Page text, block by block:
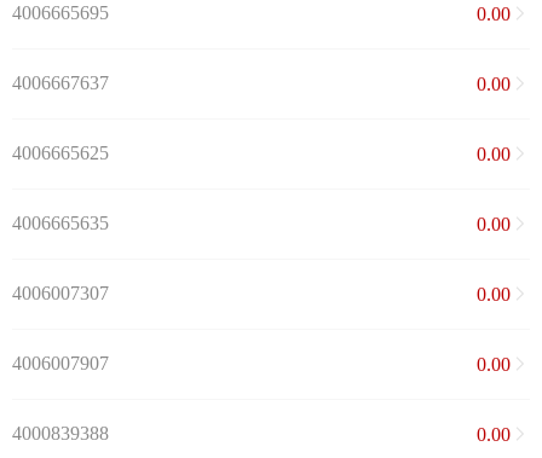
4006665695 0.00
4006667637 0.00
4006665625 0.00
4006665635 0.00
4006007307 0.00
4006007907 0.00
4000839388 0.00